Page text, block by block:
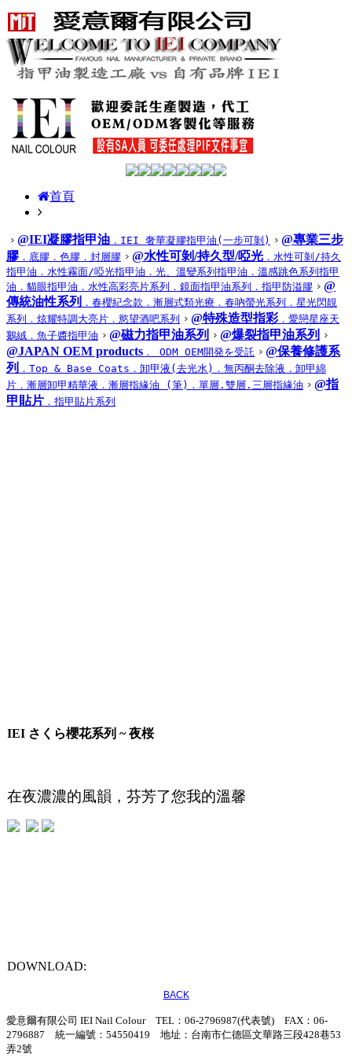
首頁
@IEI凝膠指甲油 ．IEI 奢華凝膠指甲油(一步可剝)
@專業三步
膠．底膠 ．色膠 ．封層膠 @水性可剝/持久型/啞光 ．水性可剝/持久
指甲油 ．水性霧面/啞光指甲油 ．光、溫變系列指甲油 ．溫感跳色系列指甲
油 ．貓眼指甲油 ．水性高彩亮片系列 ．鏡面指甲油系列 ．指甲防溢膠
@
傳統油性系列 ．春櫻紀念款 ．漸層式類光療 ．春吶螢光系列 ．星光閃靚
系列 ．炫耀特調大亮片 ．慾望酒吧系列 @特殊造型指彩．愛戀星座天
鵝絨 ．魚子醬指甲油 @磁力指甲油系列
@爆裂指甲油系列
@JAPAN OEM products ． ODM OEM開発を受託
@保養修護系
列 ．Top & Base Coats ．卸甲液(去光水) ．無丙酮去除液 ．卸甲綿
片 ．漸層卸甲精華液 ．漸層指緣油 (筆) ．單層.雙層.三層指緣油
@指
甲貼片 ．指甲貼片系列
IEI さくら櫻花系列 ~ 夜桜
在夜濃濃的風韻，芬芳了您我的溫馨
DOWNLOAD:
BACK
愛意爾有限公司 IEI Nail Colour TEL：06-2796987(代表號) FAX：06-
2796887 統一編號：54550419 地址：台南市仁德區文華路三段428巷53
弄2號